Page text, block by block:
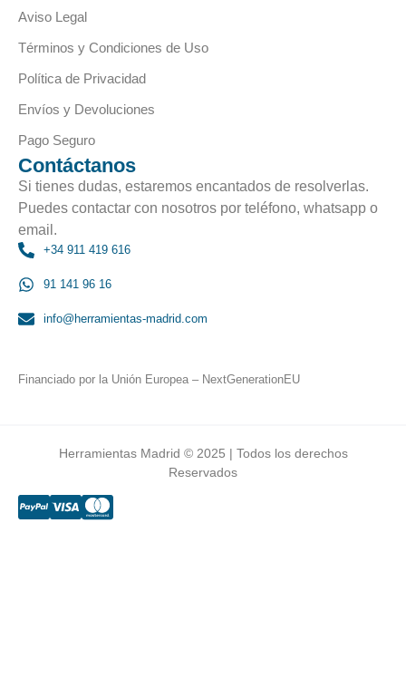
Aviso Legal
Términos y Condiciones de Uso
Política de Privacidad
Envíos y Devoluciones
Pago Seguro
Contáctanos
Si tienes dudas, estaremos encantados de resolverlas.
Puedes contactar con nosotros por teléfono, whatsapp o
email.
+34 911 419 616
91 141 96 16
info@herramientas-madrid.com
Financiado por la Unión Europea – NextGenerationEU
Herramientas Madrid © 2025 | Todos los derechos
Reservados